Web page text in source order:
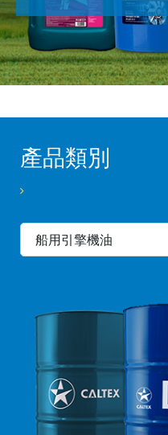
產品類別
船用引擎機油